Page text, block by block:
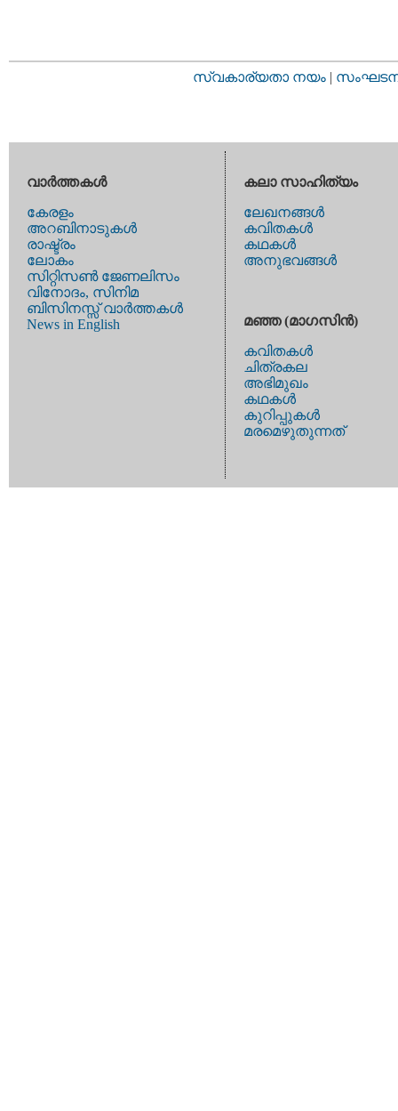
സ്വകാര്യതാ നയം |
വാര്‍ത്തകള്‍
കേരളം
അറബിനാടുകള്‍
രാഷ്ട്രം
ലോകം
സിറ്റിസണ്‍ ജേണലിസം
വിനോദം, സിനിമ
ബിസിനസ്സ് വാര്‍ത്തകള്‍
News in English
കലാ സാഹിത്യം
ലേഖനങ്ങള്‍
കവിതകള്‍
കഥകള്‍
അനുഭവങ്ങള്‍
മഞ്ഞ (മാഗസിന്‍)
കവിതകള്‍
ചിത്രകല
അഭിമുഖം
കഥകള്‍
കുറിപ്പുകള്‍
മരമെഴുതുന്നത്